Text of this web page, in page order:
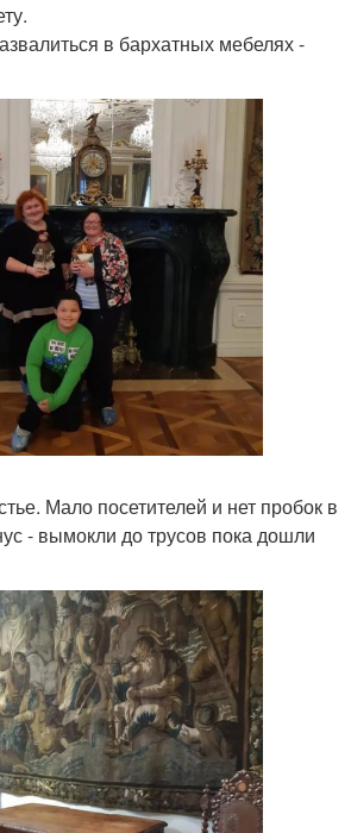
в бархатных мебелях -
Мало посетителей и нет пробок в
- вымокли до трусов пока дошли